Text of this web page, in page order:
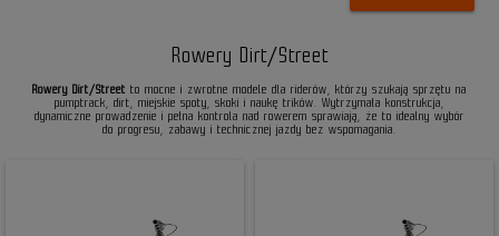
Rowery Dirt/Street
Rowery Dirt/Street to mocne i zwrotne modele dla riderów, którzy szukają sprzętu na
pumptrack, dirt, miejskie spoty, skoki i naukę trików. Wytrzymała konstrukcja,
dynamiczne prowadzenie i pełna kontrola nad rowerem sprawiają, że to idealny wybór
do progresu, zabawy i technicznej jazdy bez wspomagania.